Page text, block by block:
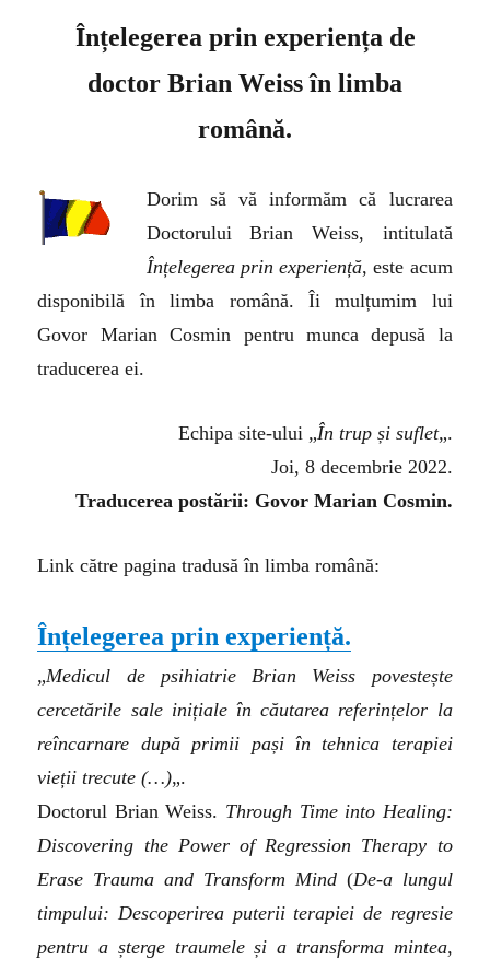
Înțelegerea prin experiența de
doctor Brian Weiss în limba
română.
Dorim să vă informăm că lucrarea
Doctorului Brian Weiss, intitulată
Înțelegerea prin experiență, este acum
disponibilă în limba română. Îi mulțumim lui
Govor Marian Cosmin pentru munca depusă la
traducerea ei.
Echipa site-ului „În trup și suflet„.
Joi, 8 decembrie 2022.
Traducerea postării: Govor Marian Cosmin.
Link către pagina tradusă în limba română:
Înțelegerea prin experiență.
„Medicul de psihiatrie Brian Weiss povestește
cercetările sale inițiale în căutarea referințelor la
reîncarnare după primii pași în tehnica terapiei
vieții trecute (…)„.
Doctorul Brian Weiss. Through Time into Healing:
Discovering the Power of Regression Therapy to
Erase Trauma and Transform Mind(De-a lungul
timpului: Descoperirea puterii terapiei de regresie
pentru a șterge traumele și a transforma mintea,